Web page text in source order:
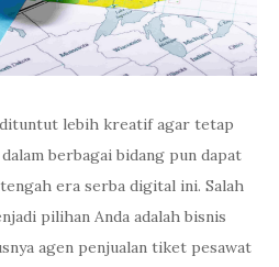
lebih kreatif agar tetap
berbagai bidang pun dapat
era serba digital ini. Salah
pilihan Anda adalah bisnis
agen penjualan tiket pesawat